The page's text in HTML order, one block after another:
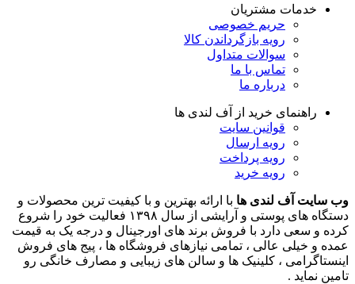
خدمات مشتریان
حریم خصوصی
رویه بازگرداندن کالا
سوالات متداول
تماس با ما
درباره ما
راهنمای خرید از آف لندی ها
قوانین سایت
رویه ارسال
رویه پرداخت
رویه خرید
وب سایت آف لندی ها با ارائه بهترین و با کیفیت ترین محصولات و
دستگاه های پوستی و آرایشی از سال ۱۳۹۸ فعالیت خود را شروع
کرده و سعی دارد با فروش برند های اورجینال و درجه یک به قیمت
عمده و خیلی عالی ، تمامی نیازهای فروشگاه ها ، پیج های فروش
اینستاگرامی ، کلینیک ها و سالن های زیبایی و مصارف خانگی رو
تامین نماید .